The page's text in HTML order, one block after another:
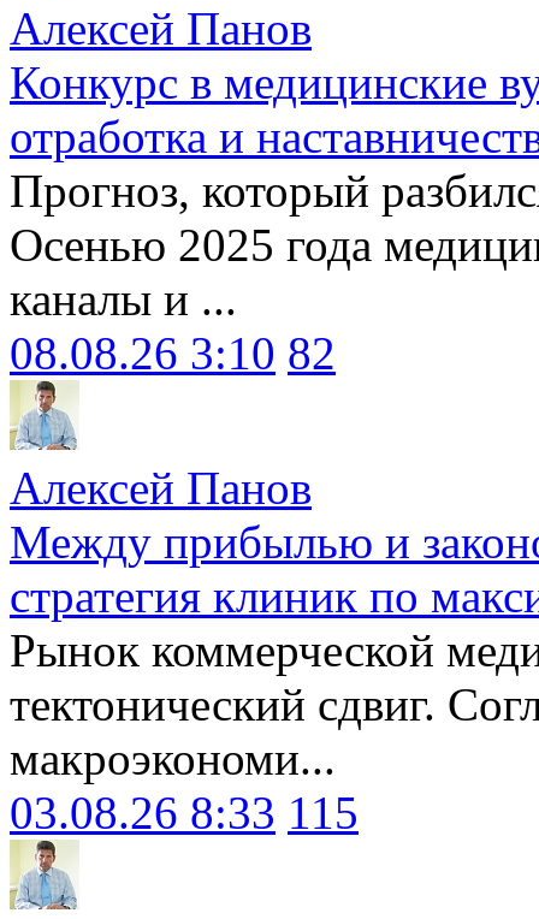
Алексей Панов
Конкурс в медицинские
отработка и
Прогноз, который
Осенью 2025 года
каналы и ...
08.08.26 3:10 82
Алексей Панов
Между прибылью и
стратегия клиник по
Рынок коммерческой
тектонический сдвиг.
макроэкономи...
03.08.26 8:33 115